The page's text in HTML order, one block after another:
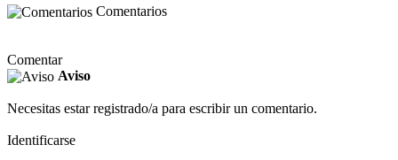
Comentarios
Comentar
Aviso
Necesitas estar registrado/a para escribir un comentario.
Identificarse